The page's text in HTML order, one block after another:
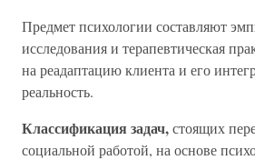
Предмет психологии составляют
исследования и терапевтическая
на реадаптацию клиента и его
реальность.
Классификация задач,стоящих
социальной работой, на основе